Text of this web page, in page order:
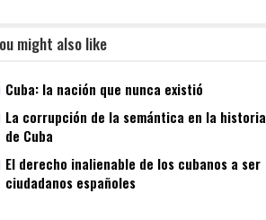
might also like
Cuba: la nación que nunca existió
La corrupción de la semántica en la historia
de Cuba
El derecho inalienable de los cubanos a ser
ciudadanos españoles